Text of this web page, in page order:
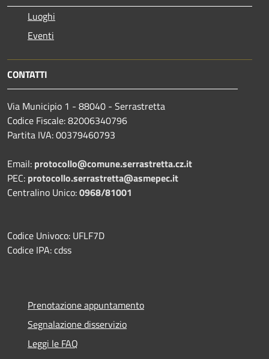
Luoghi
Eventi
CONTATTI
Via Municipio 1 - 88040 - Serrastretta
Codice Fiscale: 82006340796
Partita IVA: 00379460793
Email: protocollo@comune.serrastretta.cz.it
PEC: protocollo.serrastretta@asmepec.it
Centralino Unico:0968/81001
Codice Univoco: UFLF7D
Codice IPA: cdss
Prenotazione appuntamento
Segnalazione disservizio
Leggi le FAQ